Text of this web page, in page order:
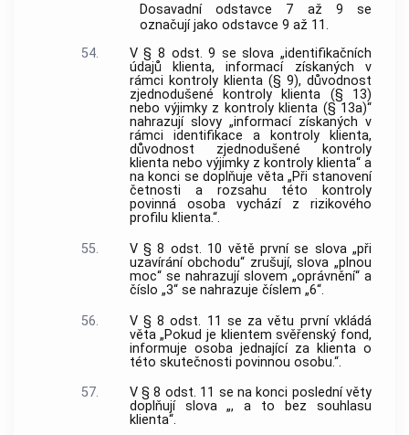
Dosavadní odstavce 7 až 9 se
označují jako odstavce 9 až 11.
54.
V § 8 odst. 9 se slova „identifikačních
údajů klienta, informací získaných v
rámci kontroly klienta (§ 9), důvodnost
zjednodušené kontroly klienta (§ 13)
nebo výjimky z kontroly klienta (§ 13a)“
nahrazují slovy „informací získaných v
rámci identifikace a kontroly klienta,
důvodnost zjednodušené kontroly
klienta nebo výjimky z kontroly klienta“ a
na konci se doplňuje věta „Při stanovení
četnosti a rozsahu této kontroly
povinná osoba vychází z rizikového
profilu klienta.“.
55.
V § 8 odst. 10 větě první se slova „při
uzavírání obchodu“ zrušují, slova „plnou
moc“ se nahrazují slovem „oprávnění“ a
číslo „3“ se nahrazuje číslem „6“.
56.
V § 8 odst. 11 se za větu první vkládá
věta „Pokud je klientem svěřenský fond,
informuje osoba jednající za klienta o
této skutečnosti povinnou osobu.“.
57.
V § 8 odst. 11 se na konci poslední věty
doplňují slova „, a to bez souhlasu
klienta“.